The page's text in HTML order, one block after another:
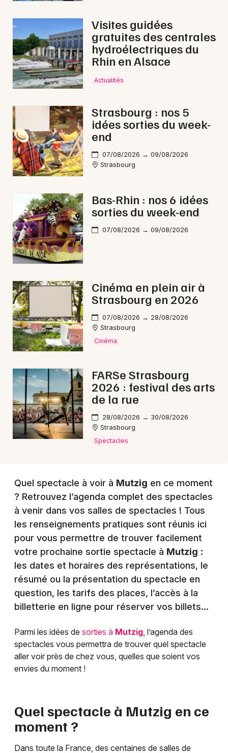
Visites guidées
gratuites des centrales
hydroélectriques du
Rhin en Alsace
Actualités
Strasbourg : nos 5
idées sorties du week-
end
07/08/2026 → 09/08/2026
Strasbourg
Bas-Rhin : nos 6 idées
sorties du week-end
07/08/2026 → 09/08/2026
Cinéma en plein air à
Strasbourg en 2026
07/08/2026 → 28/08/2026
Strasbourg
Cinéma
FARSe Strasbourg
2026 : festival des arts
de la rue
28/08/2026 → 30/08/2026
Strasbourg
Spectacles
Quel spectacle à voir à Mutzig en ce moment
? Retrouvez l’agenda complet des spectacles
à venir dans vos salles de spectacles ! Tous
les renseignements pratiques sont réunis ici
pour vous permettre de trouver facilement
votre prochaine sortie spectacle à Mutzig :
les dates et horaires des représentations, le
résumé ou la présentation du spectacle en
question, les tarifs des places, l’accès à la
billetterie en ligne pour réserver vos billets…
Parmi les idées de sorties à Mutzig, l’agenda des
spectacles vous permettra de trouver quel spectacle
aller voir près de chez vous, quelles que soient vos
envies du moment !
Quel spectacle à Mutzig en ce
moment ?
Dans toute la France, des centaines de salles de